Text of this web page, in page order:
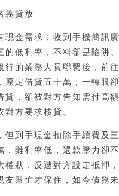
義貸放
現金需求，收到手機簡訊
的低利率，不料卻是陷阱
行的業務人員聯繫後，前
原定借貸五十萬，一轉眼
貸，卻被對方告知需付高
方要求核貸。
但到手現金扣除手續費及
，雖利率低，還款壓力卻
權狀，反遭對方設定抵押
友幫忙才保住，如今債務未